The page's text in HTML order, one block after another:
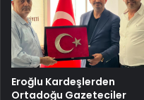
Eroğlu Kardeşlerden
Ortadoğu Gazeteciler